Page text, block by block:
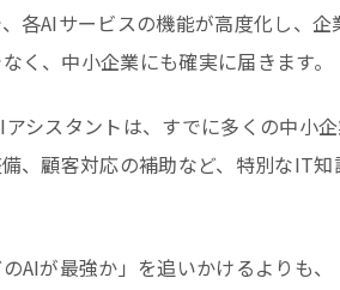
各AIサービスの機能が高度化し、
く、中小企業にも確実に届きます。
シスタントは、すでに多くの中小
、顧客対応の補助など、特別なIT
AIが最強か」を追いかけるよりも